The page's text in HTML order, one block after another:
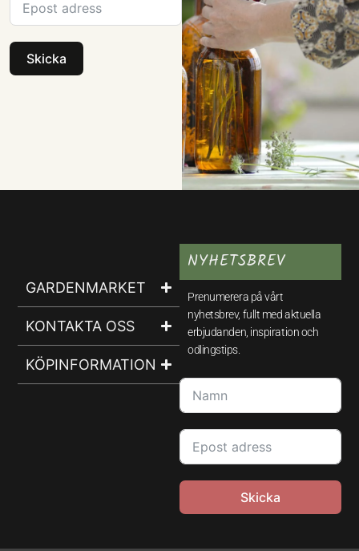
Skicka
GARDENMARKET
KONTAKTA OSS
KÖPINFORMATION
NYHETSBREV
Prenumerera på vårt
nyhetsbrev, fullt med aktuella
erbjudanden, inspiration och
odlingstips.
Skicka